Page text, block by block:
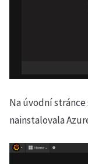
Na úvodní
nainstalovala